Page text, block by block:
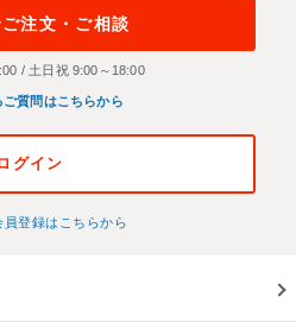
注文・ご相談
/ 土日祝 9:00～18:00
ご質問はこちらから
グイン
員登録はこちらから